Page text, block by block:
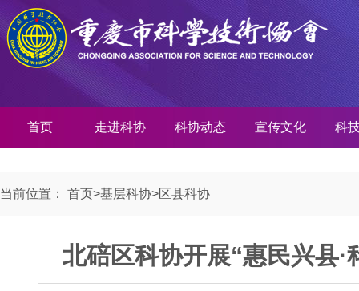
首页 走进科协 科协动态 宣传文化 科
当前位置： 首页>基层科协>区县科协
北碚区科协开展“惠民兴县